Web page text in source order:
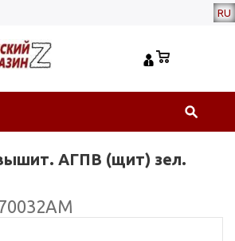
RU
АГПВ (щит) зел.